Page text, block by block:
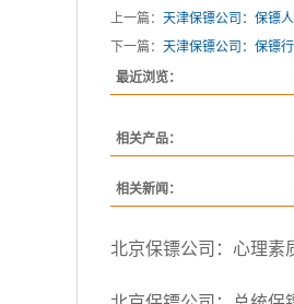
上一篇： 天津保镖公司：保镖
下一篇： 天津保镖公司：保镖
最近浏览：
相关产品：
相关新闻：
北京保镖公司：心理素